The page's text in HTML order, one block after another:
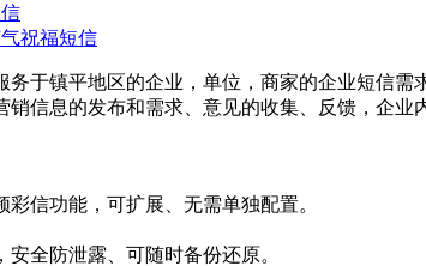
气祝福短信
务于镇平地区的企业，单位，商家的企业短信
销信息的发布和需求、意见的收集、反馈，企业
信功能，可扩展、无需单独配置。
全防泄露、可随时备份还原。